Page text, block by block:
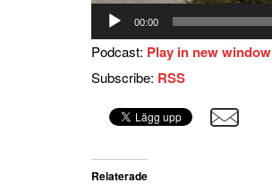
00:00
Podcast: Play in new window
Subscribe: RSS
Relaterade